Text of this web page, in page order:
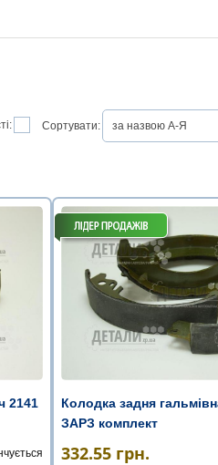
Сортувати: за назвою А-Я
2141
Колодка задня
ЗАРЗ комплект
332.55 грн.